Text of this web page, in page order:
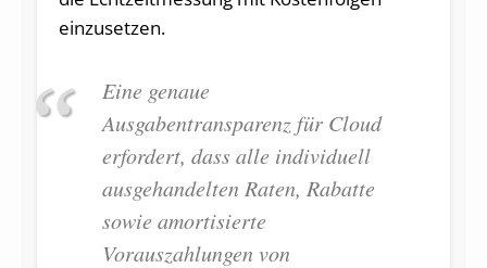
einzusetzen.
Eine genaue
Ausgabentransparenz für Cloud
erfordert, dass alle individuell
ausgehandelten Raten, Rabatte
sowie amortisierte
Vorauszahlungen von